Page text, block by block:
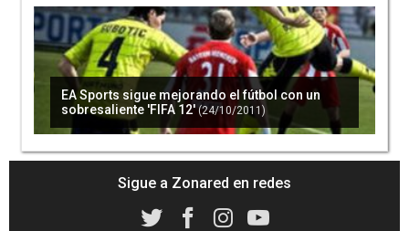
EA Sports sigue mejorando el fútbol con un
sobresaliente 'FIFA 12' (24/10/2011)
Sigue a Zonared en redes